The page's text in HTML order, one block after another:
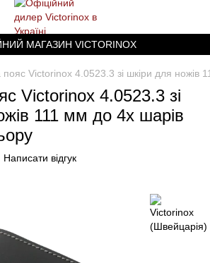
МАГАЗИН VICTORINOX
Victorinox 4.0523.3 зі шкіри для ножів
Victorinox 4.0523.3 зі
111 мм до 4х шарів
Написати відгук